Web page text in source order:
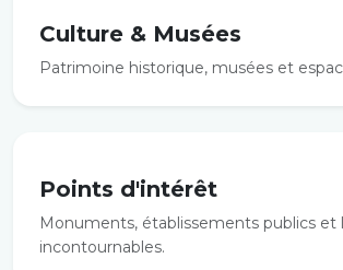
Culture & Musées
Patrimoine historique, musées et
Points d'intérêt
Monuments, établissements publics et
incontournables.